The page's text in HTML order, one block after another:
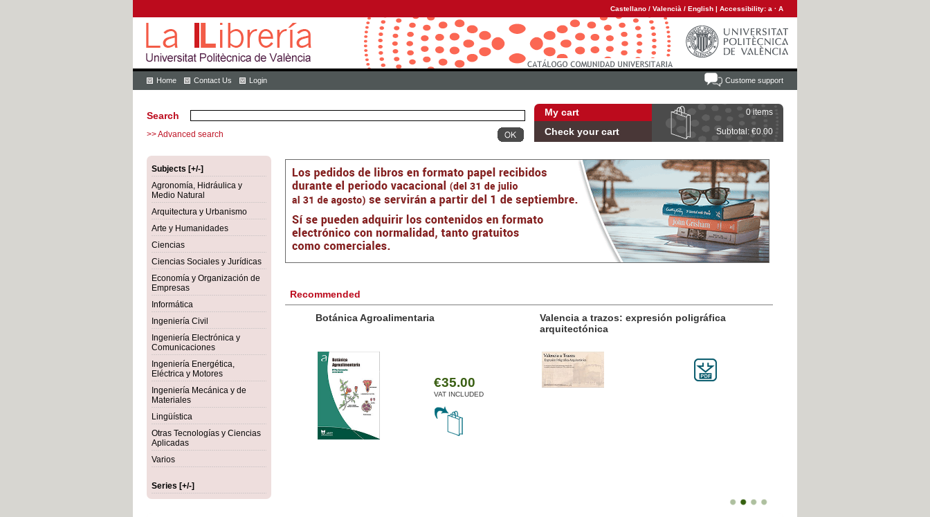
Castellano / Valencià / English | Accessibility: a · A
Custome support
Home Contact Us Login
My cart 0 items
Check your cart Subtotal: €0.00
Search
>> Advanced search
Subjects [+/-]
Agronomía, Hidráulica y
Medio Natural
Arquitectura y Urbanismo
Arte y Humanidades
Ciencias
Ciencias Sociales y Jurídicas
Economía y Organización de
Empresas
Informática
Ingeniería Civil
Ingeniería Electrónica y
Comunicaciones
Ingeniería Energética,
Eléctrica y Motores
Ingeniería Mecánica y de
Materiales
Lingüística
Otras Tecnologías y Ciencias
Aplicadas
Varios
Series [+/-]
Recommended
Botánica Agroalimentaria
€35.00
VAT INCLUDED
Valencia a trazos: expresión poligráfica
arquitectónica